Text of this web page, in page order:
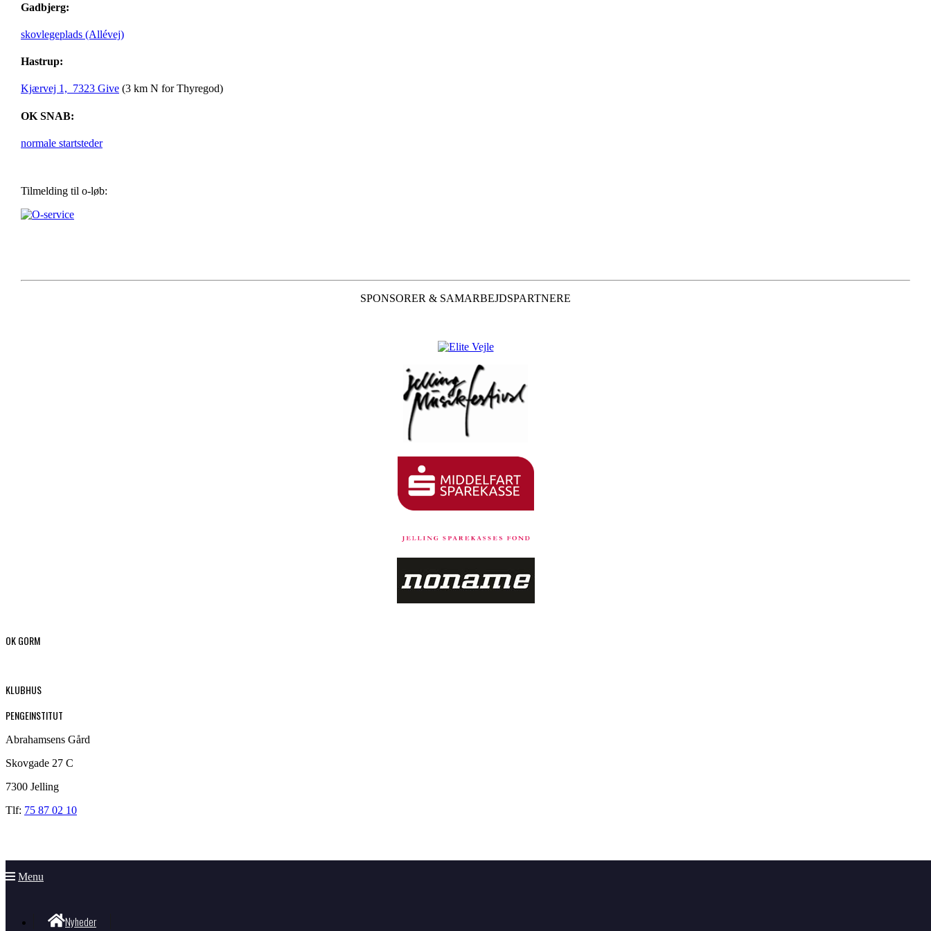
Menu
Nyheder
Gadbjerg:
skovlegeplads (Allévej)
Hastrup:
Kjærvej 1, 7323 Give (3 km N for Thyregod)
OK SNAB:
normale startsteder
Tilmelding til o-løb:
SPONSORER & SAMARBEJDSPARTNERE
OK GORM
KLUBHUS
PENGEINSTITUT
Abrahamsens Gård
Skovgade 27 C
7300 Jelling
Tlf: 75 87 02 10